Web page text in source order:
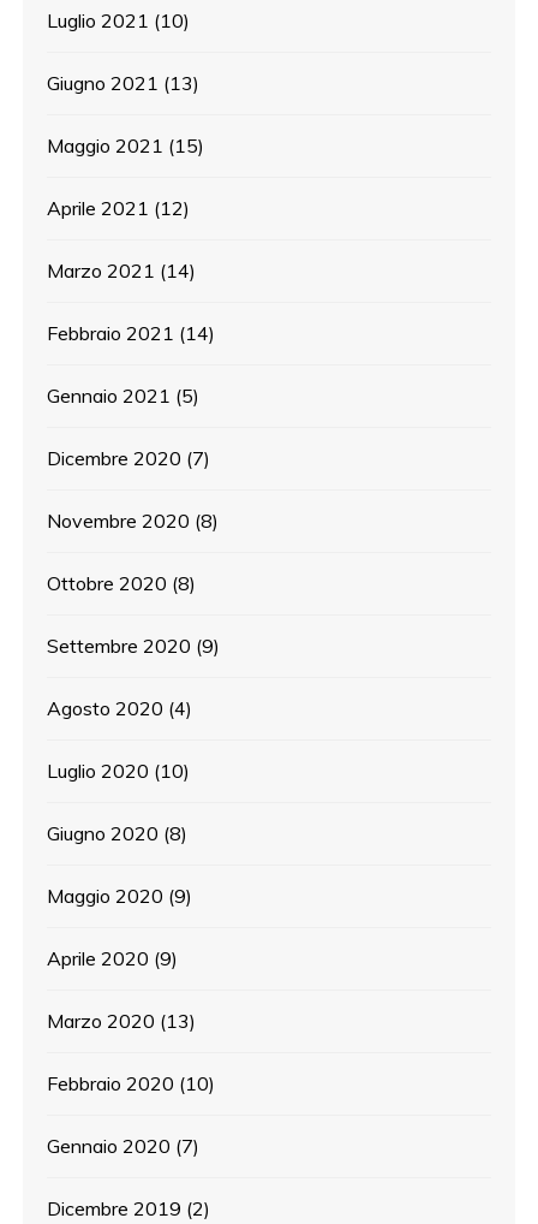
Luglio 2021 (10)
Giugno 2021 (13)
Maggio 2021 (15)
Aprile 2021 (12)
Marzo 2021 (14)
Febbraio 2021 (14)
Gennaio 2021 (5)
Dicembre 2020 (7)
Novembre 2020 (8)
Ottobre 2020 (8)
Settembre 2020 (9)
Agosto 2020 (4)
Luglio 2020 (10)
Giugno 2020 (8)
Maggio 2020 (9)
Aprile 2020 (9)
Marzo 2020 (13)
Febbraio 2020 (10)
Gennaio 2020 (7)
Dicembre 2019 (2)